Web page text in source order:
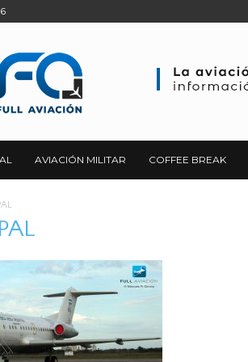
AVIACIÓN MILITAR COFFEE BREAK